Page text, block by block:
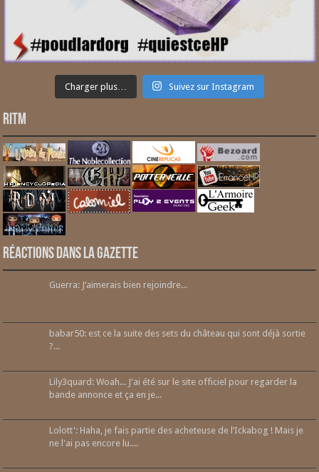
Charger plus… Suivez sur Instagram
RITM
Réactions dans la gazette
Guerra: J’aimerais bien rejoindre...
babar50: est ce la suite des sets du château qui sont déjà sortie
?...
Lily3quard: Woah... J'ai été sur le site officiel pour regarder la
bande annonce et ça en je...
Lolott': Haha, je fais partie des acheteuse de l’Ickabog ! Mais je
ne l'ai pas encore lu....